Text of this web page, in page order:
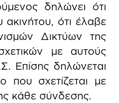
δηλώνει ότι
ακινήτου, ότι έλαβε
Δικτύων της
με αυτούς
Επίσης δηλώνεται
που σχετίζεται με
κάθε σύνδεσης.